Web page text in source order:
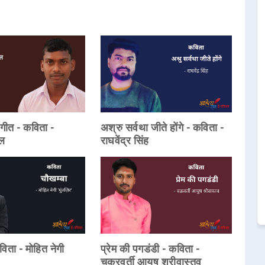
- कविता -
अश्रु सर्वथा जीते होंगे - कविता -
राघवेंद्र सिंह
- मोहित नेगी
प्रेम की पगडंडी - कविता -
चक्रवर्ती आयुष श्रीवास्तव